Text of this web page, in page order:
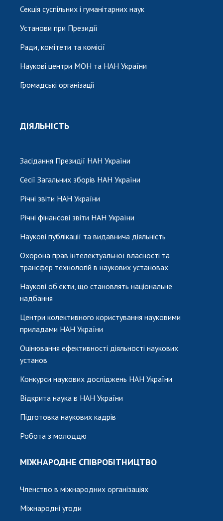
Секція суспільних і гуманітарних наук
Установи при Президії
Ради, комітети та комісії
Наукові центри МОН та НАН України
Громадські організації
ДІЯЛЬНІСТЬ
Засідання Президії НАН України
Сесії Загальних зборів НАН України
Річні звіти НАН України
Річні фінансові звіти НАН України
Наукові публікації та видавнича діяльність
Охорона прав інтелектуальної власності та
трансфер технологій в наукових установах
Наукові об'єкти, що становлять національне
надбання
Центри колективного користування науковими
приладами НАН України
Оцінювання ефективності діяльності наукових
установ
Конкурси наукових досліджень НАН України
Відкрита наука в НАН України
Підготовка наукових кадрів
Робота з молоддю
МІЖНАРОДНЕ СПІВРОБІТНИЦТВО
Членство в міжнародних організаціях
Міжнародні угоди